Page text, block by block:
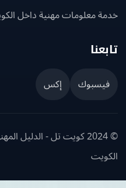
معلومات مهنية داخل الكويت
إكس
© 2024 كويت تل - الدليل المهني